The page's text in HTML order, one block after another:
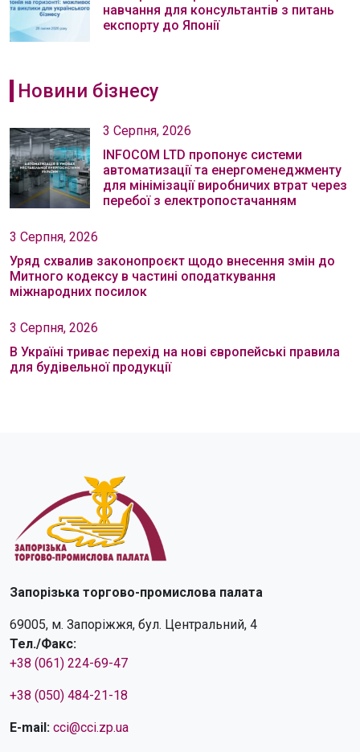
навчання для консультантів з питань
експорту до Японії
Новини бізнесу
3 Серпня, 2026
INFOCOM LTD пропонує системи
автоматизації та енергоменеджменту
для мінімізації виробничих втрат через
перебої з електропостачанням
3 Серпня, 2026
Уряд схвалив законопроєкт щодо внесення змін до
Митного кодексу в частині оподаткування
міжнародних посилок
3 Серпня, 2026
В Україні триває перехід на нові європейські правила
для будівельної продукції
Запорізька торгово-промислова палата
69005, м. Запоріжжя, бул. Центральний, 4
Тел./Факс:
+38 (061) 224-69-47
+38 (050) 484-21-18
E-mail: cci@cci.zp.ua